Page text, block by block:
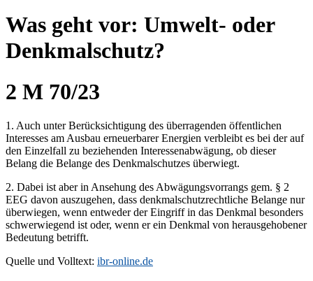
Was geht vor: Umwelt- oder
Denkmalschutz?
2 M 70/23
1. Auch unter Berücksichtigung des überragenden öffentlichen
Interesses am Ausbau erneuerbarer Energien verbleibt es bei der auf
den Einzelfall zu beziehenden Interessenabwägung, ob dieser
Belang die Belange des Denkmalschutzes überwiegt.
2. Dabei ist aber in Ansehung des Abwägungsvorrangs gem. § 2
EEG davon auszugehen, dass denkmalschutzrechtliche Belange nur
überwiegen, wenn entweder der Eingriff in das Denkmal besonders
schwerwiegend ist oder, wenn er ein Denkmal von herausgehobener
Bedeutung betrifft.
Quelle und Volltext: ibr-online.de